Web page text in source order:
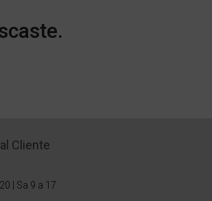
Cliente
| Sa 9 a 17